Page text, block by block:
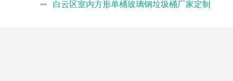
白云区室内方形单桶玻璃钢垃圾桶厂家定制